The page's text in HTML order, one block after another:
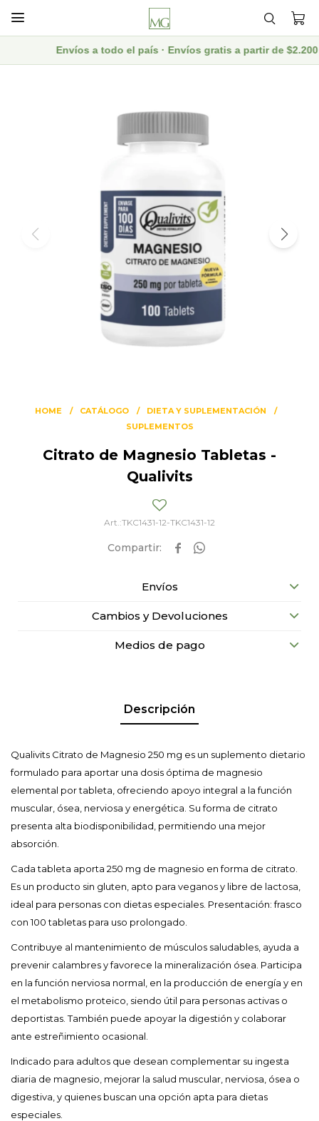

Envíos a todo el país · Envíos gratis a partir de $2.200
HOME CATÁLOGO
DIETA Y SUPLEMENTACIÓN
SUPLEMENTOS
Citrato de Magnesio Tabletas -
Qualivits
TKC1431-12-TKC1431-12
 
Envíos
Cambios y Devoluciones
Medios de pago
Descripción
Qualivits Citrato de Magnesio 250 mg es un suplemento dietario
formulado para aportar una dosis óptima de magnesio
elemental por tableta, ofreciendo apoyo integral a la función
muscular, ósea, nerviosa y energética. Su forma de citrato
presenta alta biodisponibilidad, permitiendo una mejor
absorción.
Cada tableta aporta 250 mg de magnesio en forma de citrato.
Es un producto sin gluten, apto para veganos y libre de lactosa,
ideal para personas con dietas especiales. Presentación: frasco
con 100 tabletas para uso prolongado.
Contribuye al mantenimiento de músculos saludables, ayuda a
prevenir calambres y favorece la mineralización ósea. Participa
en la función nerviosa normal, en la producción de energía y en
el metabolismo proteico, siendo útil para personas activas o
deportistas. También puede apoyar la digestión y colaborar
ante estreñimiento ocasional.
Indicado para adultos que desean complementar su ingesta
diaria de magnesio, mejorar la salud muscular, nerviosa, ósea o
digestiva, y quienes buscan una opción apta para dietas
especiales.